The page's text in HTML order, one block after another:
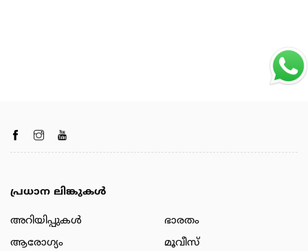
പ്രധാന ലിങ്കുകൾ
അറിയിപ്പുകള്‍
ആരോഗ്യം
ഭാരതം
മൂവീസ്